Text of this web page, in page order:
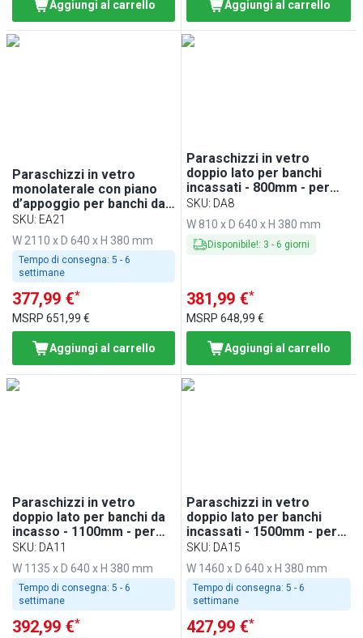
Aggiungi al carrello Aggiungi al carrello
Paraschizzi in vetro
monolaterale con piano
d’appoggio per banchi da
incasso - 2100mm - per
BA216, WA216, KA216,
PA216 & EA216
SKU: EA21
W 2110 x D 640 x H 380 mm
Tempo di consegna: 5 - 6
settimane
377,99 €*
MSRP 651,99 €
Aggiungi al carrello
Paraschizzi in vetro
doppio lato per banchi
incassati - 800mm - per
BA86, WA86, KA86, PA86
ed EA86
SKU: DA8
W 810 x D 640 x H 380 mm
Disponibile!: 3 - 6 giorni
381,99 €*
MSRP648,99 €
Aggiungi al carrello
Paraschizzi in vetro
doppio lato per banchi da
incasso - 1100mm - per
BA116, WA116, KA116,
PA116 & EA116
SKU: DA11
W 1135 x D 640 x H 380 mm
Tempo di consegna: 5 - 6
settimane
392,99 €*
Paraschizzi in vetro
doppio lato per banchi
incassati - 1500mm - per
BA156, WA156, KA156,
PA156 ed EA156
SKU: DA15
W 1460 x D 640 x H 380 mm
Tempo di consegna: 5 - 6
settimane
427,99 €*